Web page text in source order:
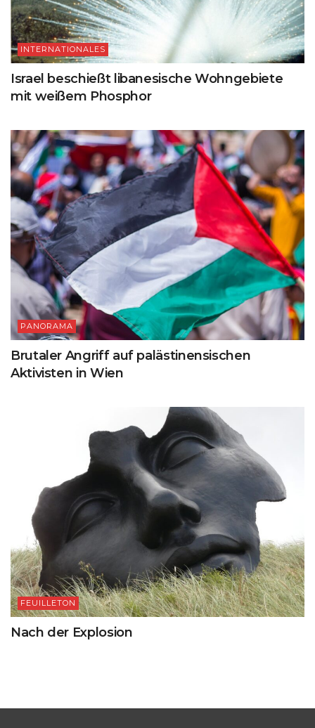
INTERNATIONALES
Israel beschießt libanesische Wohngebiete
mit weißem Phosphor
PANORAMA
Brutaler Angriff auf palästinensischen
Aktivisten in Wien
FEUILLETON
Nach der Explosion